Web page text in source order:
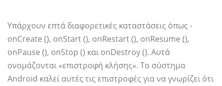
Υπάρχουν επτά διαφορετικές καταστάσεις όπως -
onCreate (), onStart (), onRestart (), onResume (),
onPause (), onStop () και onDestroy (). Αυτά
ονομάζονται «επιστροφή κλήσης». Το σύστημα
Android καλεί αυτές τις επιστροφές για να γνωρίζει ότι